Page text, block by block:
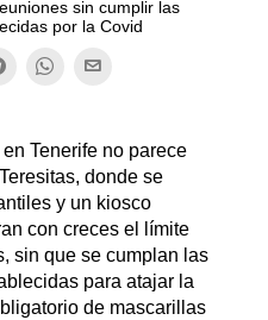
sin cumplir las
por la Covid
Tenerife no parece
donde se
y un kiosco
con creces el límite
sin que se cumplan las
para atajar la
de mascarillas